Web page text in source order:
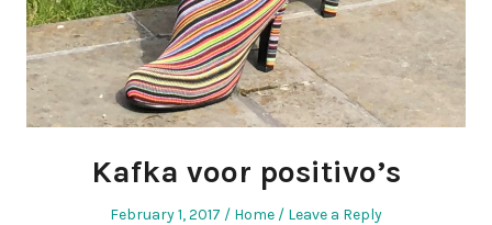
Kafka voor positivo’s
Posted
February 1, 2017
Posted
Home Leave a Reply